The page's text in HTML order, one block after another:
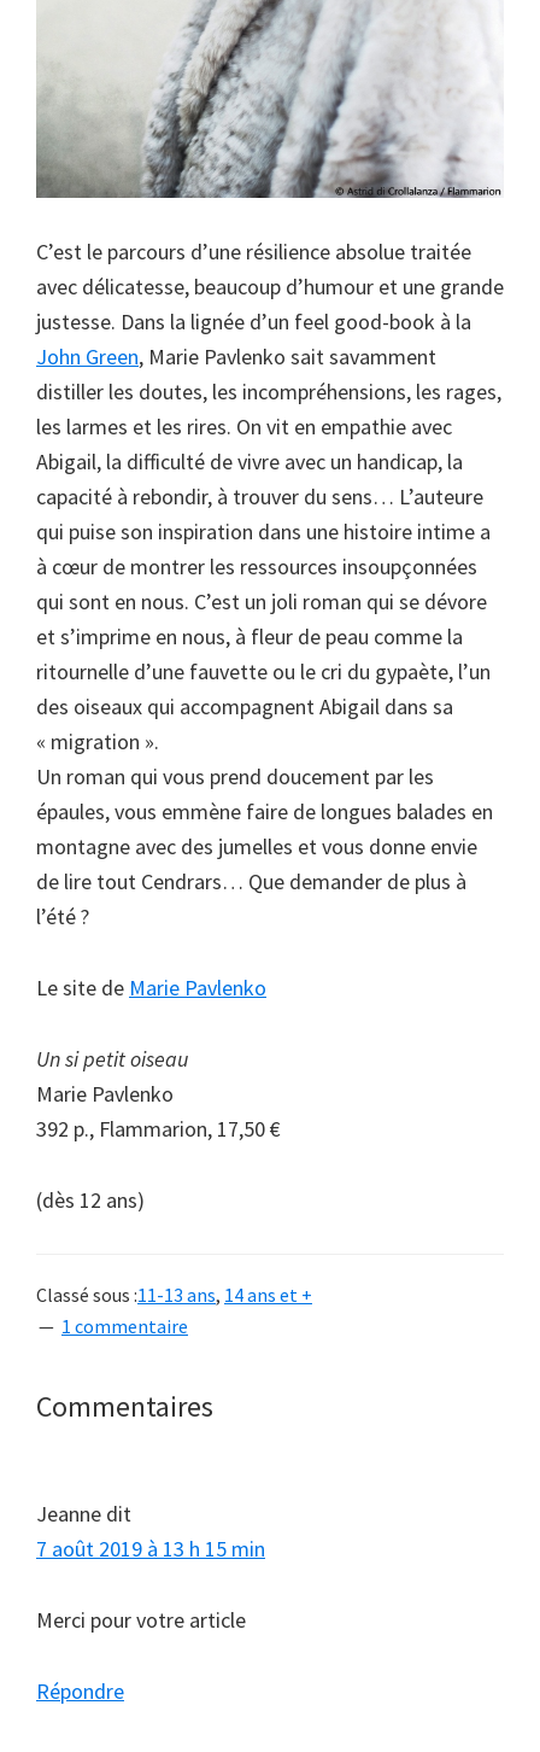
C’est le parcours d’une résilience absolue traitée
avec délicatesse, beaucoup d’humour et une grande
justesse. Dans la lignée d’un feel good-book à la
John Green, Marie Pavlenko sait savamment
distiller les doutes, les incompréhensions, les rages,
les larmes et les rires. On vit en empathie avec
Abigail, la difficulté de vivre avec un handicap, la
capacité à rebondir, à trouver du sens… L’auteure
qui puise son inspiration dans une histoire intime a
à cœur de montrer les ressources insoupçonnées
qui sont en nous. C’est un joli roman qui se dévore
et s’imprime en nous, à fleur de peau comme la
ritournelle d’une fauvette ou le cri du gypaète, l’un
des oiseaux qui accompagnent Abigail dans sa
« migration ».
Un roman qui vous prend doucement par les
épaules, vous emmène faire de longues balades en
montagne avec des jumelles et vous donne envie
de lire tout Cendrars… Que demander de plus à
l’été ?
Le site de Marie Pavlenko
Un si petit oiseau
Marie Pavlenko
392 p., Flammarion, 17,50 €
(dès 12 ans)
Classé sous :11-13 ans, 14 ans et +
1 commentaire
Interactions
Commentaires
Jeanne dit
7 août 2019 à 13 h 15 min
Merci pour votre article
Répondre